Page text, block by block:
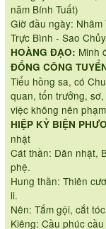
năm Bính Tuất)
Giờ đầu ngày: Nhâm
Trực Bình - Sao Chủy
HOÀNG ĐẠO: Minh
ĐỔNG CÔNG
Tiểu hồng sa, có
quan, tổn trưởng,
việc không nên
HIỆP KỶ BIỆN
nhật
Cát thần: Dân nhật,
phệ.
Hung thần: Thiên
li.
Nên: Tắm gội, cắt
Kiêng: Cầu phúc